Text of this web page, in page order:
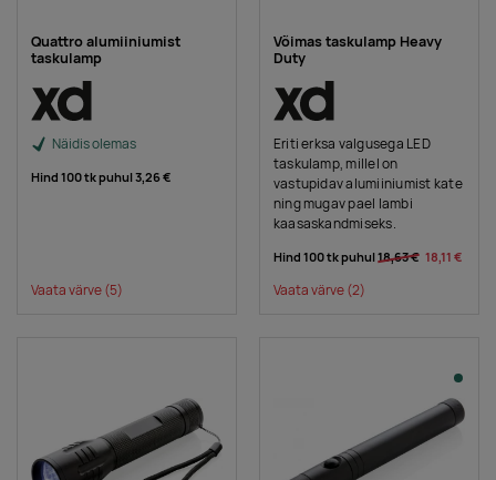
Quattro alumiiniumist
taskulamp
Näidis olemas
Hind 100 tk puhul3,26 €
Vaata värve(5)
Võimas taskulamp Heavy
Duty
Eriti erksa valgusega LED
taskulamp, millel on
vastupidav alumiiniumist kate
ning mugav pael lambi
kaasaskandmiseks.
Hind 100 tk puhul18,63 € 18,11 €
Vaata värve(2)